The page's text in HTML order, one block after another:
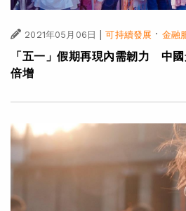
2021年05月06日 | 可持續發展 · 金融
「五一」假期再現內需韌力 中
倍增